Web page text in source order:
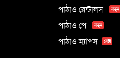
পাঠাও রেন্টালস
নতুন
পাঠাও পে নতুন
পাঠাও ম্যাপস বেটা